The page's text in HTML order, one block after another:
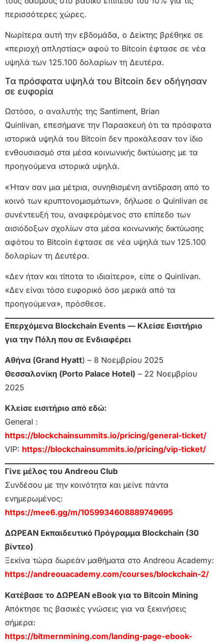
περισσότερες χώρες.
Νωρίτερα αυτή την εβδομάδα, ο Δείκτης βρέθηκε σε
«περιοχή απληστίας» αφού το Bitcoin έφτασε σε νέα
υψηλά των 125.100 δολαρίων τη Δευτέρα.
Τα πρόσφατα υψηλά του Bitcoin δεν οδήγησαν
σε ευφορία
Ωστόσο, ο αναλυτής της Santiment, Brian
Quinlivan, επεσήμανε την Παρασκευή ότι τα πρόσφατα
ιστορικά υψηλά του Bitcoin δεν προκάλεσαν τον ίδιο
ενθουσιασμό στα μέσα κοινωνικής δικτύωσης με τα
προηγούμενα ιστορικά υψηλά.
«Ήταν σαν μια μέτρια, συνηθισμένη αντίδραση από το
κοινό των κρυπτονομισμάτων», δήλωσε ο Quinlivan σε
συνέντευξή του, αναφερόμενος στο επίπεδο των
αισιόδοξων σχολίων στα μέσα κοινωνικής δικτύωσης
αφότου το Bitcoin έφτασε σε νέα υψηλά των 125.100
δολαρίων τη Δευτέρα.
«Δεν ήταν και τίποτα το ιδιαίτερο», είπε ο Quinlivan.
«Δεν είναι τόσο ευφορικό όσο μερικά από τα
προηγούμενα», πρόσθεσε.
Επερχόμενα Blockchain Events — Κλείσε Εισιτήριο
για την Πόλη που σε Ενδιαφέρει
Αθήνα (Grand Hyatt) – 8 Νοεμβρίου 2025
Θεσσαλονίκη (Porto Palace Hotel) – 22 Νοεμβρίου
2025
Κλείσε εισιτήριο από εδώ:
General :
https://blockchainsummits.io/pricing/general-ticket/
VIP: https://blockchainsummits.io/pricing/vip-ticket/
Γίνε μέλος του Andreou Club
Συνδέσου με την κοινότητα και μείνε πάντα
ενημερωμένος:
https://mee6.gg/m/1059934608889749695
ΔΩΡΕΑΝ Εκπαιδευτικό Πρόγραμμα Blockchain (30
βίντεο)
Ξεκίνα τώρα δωρεάν μαθήματα στο Andreou Academy:
https://andreouacademy.com/courses/blockchain-2/
Κατέβασε το ΔΩΡΕΑΝ eBook για το Bitcoin Mining
Απόκτησε τις βασικές γνώσεις για να ξεκινήσεις
σήμερα:
https://bitmernmining.com/landing-page-ebook-